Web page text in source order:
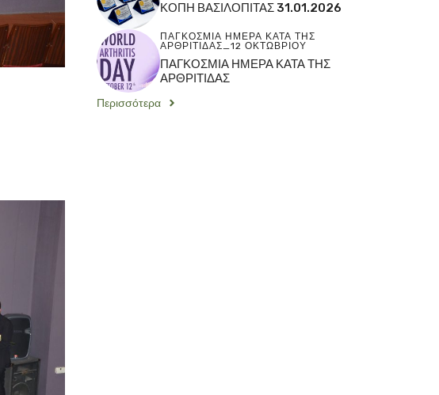
ΚΟΠΗ ΒΑΣΙΛΟΠΙΤΑΣ 31.01.2026
ΠΑΓΚΟΣΜΙΑ ΗΜΕΡΑ ΚΑΤΑ ΤΗΣ
ΑΡΘΡΙΤΙΔΑΣ_12 ΟΚΤΩΒΡΙΟΥ
ΠΑΓΚΟΣΜΙΑ ΗΜΕΡΑ ΚΑΤΑ ΤΗΣ
ΑΡΘΡΙΤΙΔΑΣ
Περισσότερα